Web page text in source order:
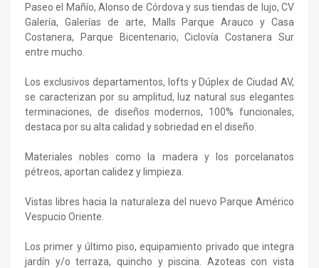
Paseo el Mañío, Alonso de Córdova y sus tiendas de lujo, CV
Galería, Galerías de arte, Malls Parque Arauco y Casa
Costanera, Parque Bicentenario, Ciclovía Costanera Sur
entre mucho.
Los exclusivos departamentos, lofts y Dúplex de Ciudad AV,
se caracterizan por su amplitud, luz natural sus elegantes
terminaciones, de diseños modernos, 100% funcionales,
destaca por su alta calidad y sobriedad en el diseño.
Materiales nobles como la madera y los porcelanatos
pétreos, aportan calidez y limpieza.
Vistas libres hacia la naturaleza del nuevo Parque Américo
Vespucio Oriente.
Los primer y último piso, equipamiento privado que integra
jardín y/o terraza, quincho y piscina. Azoteas con vista